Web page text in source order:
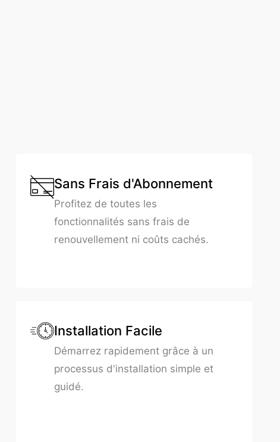
Sans Frais d'Abonnement
Profitez de toutes les
fonctionnalités sans frais de
renouvellement ni coûts cachés.
Installation Facile
Démarrez rapidement grâce à un
processus d'installation simple et
guidé.